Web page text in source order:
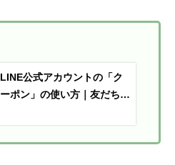
LINE公式アカウントの「ク
ーポン」の使い方｜友だち紹